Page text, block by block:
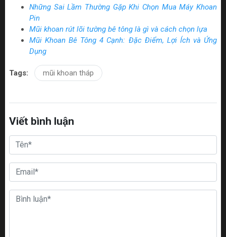
Những Sai Lầm Thường Gặp Khi Chọn Mua Máy Khoan
Pin
Mũi khoan rút lõi tường bê tông là gì và cách chọn lựa
Mũi Khoan Bê Tông 4 Cạnh: Đặc Điểm, Lợi Ích và Ứng
Dụng
Tags: mũi khoan tháp
Viết bình luận